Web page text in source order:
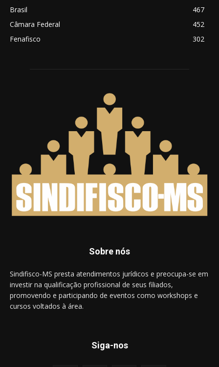
Brasil
467
Câmara Federal
452
Fenafisco
302
Sobre nós
Sindifisco-MS presta atendimentos jurídicos e preocupa-se em
investir na qualificação profissional de seus filiados,
promovendo e participando de eventos como workshops e
cursos voltados à área.
Siga-nos